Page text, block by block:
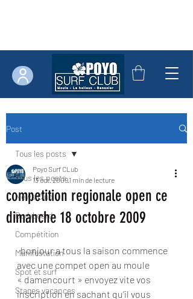
Post
Tous les posts
News Club
Bodyboard
Compétition
Manifestation
Spot et surf
Stages vacances
Tous les posts
competition regionale open ce
dimanche 18 octobre 2009
Poyo Surf CLub
13 oct. 20091 min de lecture
  bonjour a tous la saison commence
avec une compet open au moule
« damencourt » envoyez vite vos
inscription en sachant qu’il vous